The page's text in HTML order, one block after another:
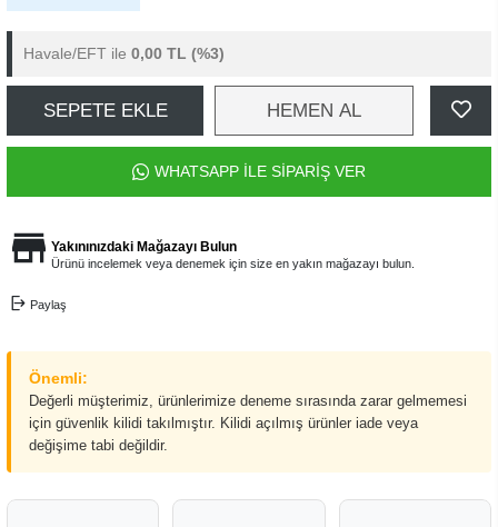
Havale/EFT ile 0,00 TL (%3)
SEPETE EKLE HEMEN AL
WHATSAPP İLE SİPARİŞ VER
Yakınınızdaki Mağazayı Bulun
Ürünü incelemek veya denemek için size en yakın mağazayı bulun.
Paylaş
Önemli:
Değerli müşterimiz, ürünlerimize deneme sırasında zarar gelmemesi
için güvenlik kilidi takılmıştır. Kilidi açılmış ürünler iade veya
değişime tabi değildir.